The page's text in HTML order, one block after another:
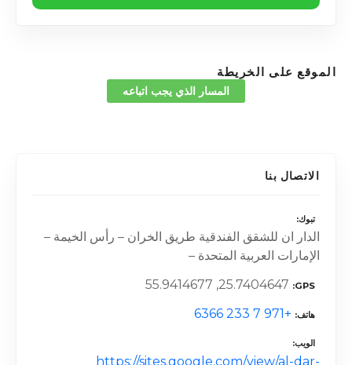
الموقع على الخريطة
المسار الذي يجب اتباعه
الاتصال بنا
تبوك
الدار ان للشقق الفندقية طريق الخران – رأس الخيمة –
الإمارات العربية المتحدة –
GPS
25.7404647, 55.9414677
هاتف +971 7 233 6366
الويب
https://sites.google.com/view/al-dar-